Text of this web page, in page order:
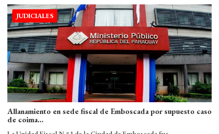
JUDICIALES
Allanamiento en sede fiscal de Emboscada por supuesto caso
de coima...